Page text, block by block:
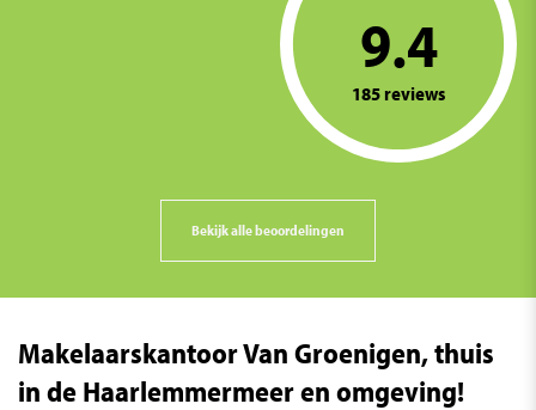
9.4
185 reviews
Bekijk alle beoordelingen
Makelaarskantoor Van Groenigen, thuis
in de Haarlemmermeer en omgeving!